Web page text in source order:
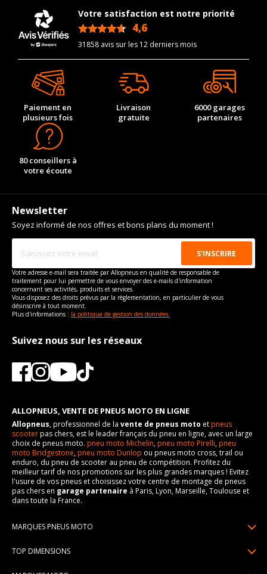
Votre satisfaction est notre priorité
4,6
31858 avis sur les 12 derniers mois
Paiement en
plusieurs fois
Livraison
gratuite
6000 garages
partenaires
80 conseillers à
votre écoute
Newsletter
Soyez informé de nos offres et bons plans du moment !
Votre adresse e-mail sera traitée par Allopneus en qualité de responsable de
traitement pour lui permettre de vous envoyer des e-mails d'information
concernant ses activités, produits et services.
Vous disposez des droits prévus par la règlementation, en particulier de vous
désinscrire à tout moment.
Plus d'informations : la politique de gestion des données.
Suivez nous sur les réseaux
ALLOPNEUS, VENTE DE PNEUS MOTO EN LIGNE
Allopneus, professionnel de la vente de pneus moto etpneus
scooterpas chers, est le leader français du pneu en ligne, avec un large
choix de pneus moto. pneu moto Michelin,pneu moto Pirelli,pneu
moto Bridgestone,pneu moto Dunlop ou pneus moto cross, trail ou
enduro, du pneu de scooter au pneu de compétition. Profitez du
meilleur tarif de nos promotions sur les plus grandes marques ! Evitez
l'usure de vos pneus et choisissez votre centre de montage de pneus
pas chers en garage partenaire à Paris, Lyon, Marseille, Toulouse et
dans toute la France.
MARQUES PNEUS MOTO
TOP DIMENSIONS